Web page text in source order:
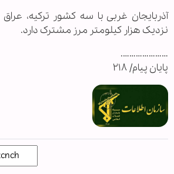
آذربایجان غربی با سه کشور ترکیه،
نزدیک هزار کیلومتر مرز مشترک دارد.
………………….
پایان پیام/ ۲۱۸